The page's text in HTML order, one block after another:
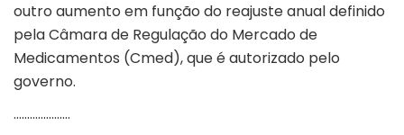
outro aumento em função do reajuste anual definido
pela Câmara de Regulação do Mercado de
Medicamentos (Cmed), que é autorizado pelo
governo.
…………………